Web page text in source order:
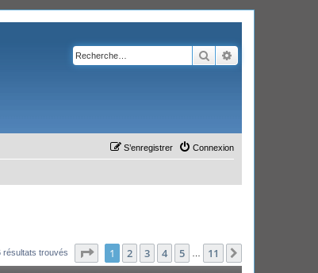
Rechercher
Connexion
S’enregistrer
résultats trouvés Page sur11
1 2 3 4 5 11